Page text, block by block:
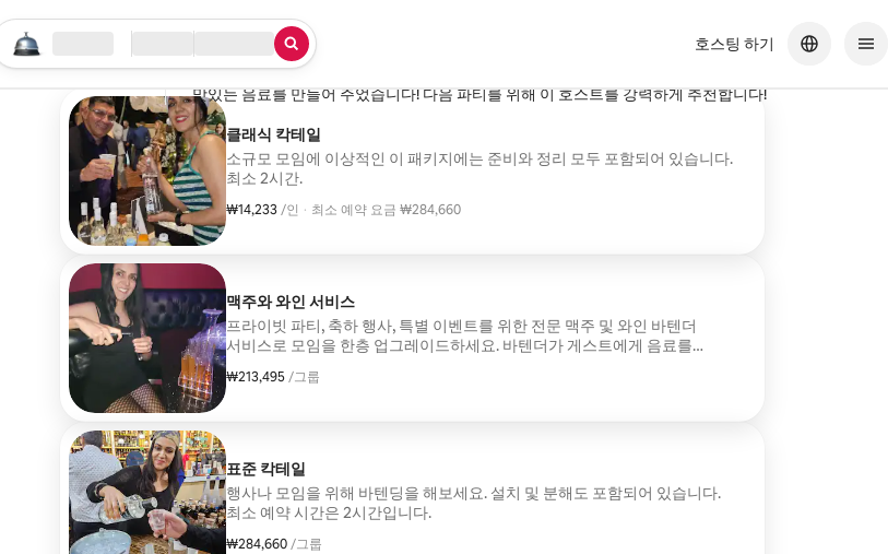
색 시작하기
치 체크인/체크아웃 호스팅 하기
클래식 칵테일
소규모 모임에 이상적인 이 패키지에는 준비와 정리 모두 포함되어 있습니다.
최소 2시간.
₩14,233 /인
1인당 ₩14,233· 최소 예약 요금 ₩284,660
맥주와 와인 서비스
프라이빗 파티, 축하 행사, 특별 이벤트를 위한 전문 맥주 및 와인 바텐더
서비스로 모임을 한층 업그레이드하세요. 바텐더가 게스트에게 음료를
제공하고, 음료 스테이션을 깨끗하게 유지하며, 원활하고 따뜻한 경험을
제공하는 데 도움을 줍니다. 게스트는 모든 맥주, 와인, 얼음, 믹서, 컵, 용품을
₩213,495 /그룹
그룹당 ₩213,495
표준 칵테일
행사나 모임을 위해 바텐딩을 해보세요. 설치 및 분해도 포함되어 있습니다.
최소 예약 시간은 2시간입니다.
₩284,660 /그룹
그룹당 ₩284,660
마가리타가
허드슨, 플로리다주
,
2026년 3월
시그니처 칵테일 🍸 합리적인 가격으로 훌륭한 서비스를 제공합니다! 친절하고 프로페셔널했으며, 정말
맛있는 음료를 만들어 주었습니다! 다음 파티를 위해 이 호스트를 강력하게 추천합니다!